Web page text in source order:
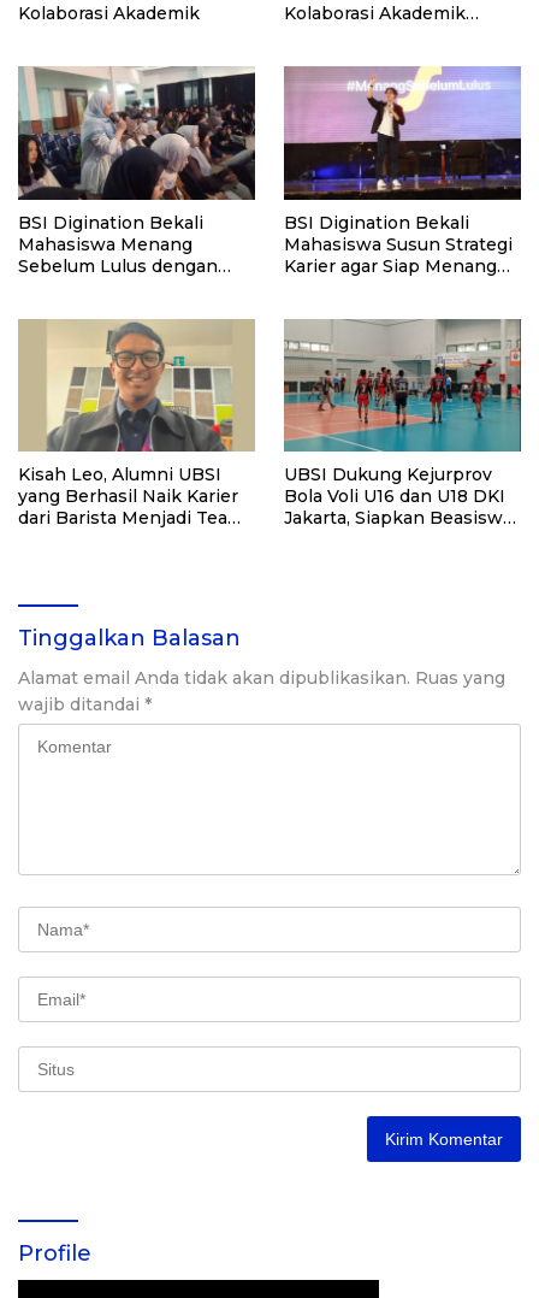
Kolaborasi Akademik
Kolaborasi Akademik
BSI Digination Bekali
Mahasiswa Menang
Sebelum Lulus dengan
BSI Digination Bekali
Mahasiswa Susun Strategi
Karier agar Siap Menang
Kisah Leo, Alumni UBSI
yang Berhasil Naik Karier
dari Barista Menjadi Team
UBSI Dukung Kejurprov
Bola Voli U16 dan U18 DKI
Jakarta, Siapkan Beasiswa
Tinggalkan Balasan
Alamat email Anda tidak akan dipublikasikan. Ruas yang
wajib ditandai *
Profile